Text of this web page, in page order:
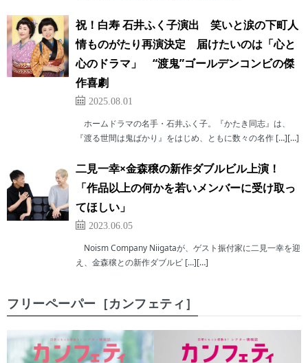
祝！白寿 石井ふく子演出 笑いと涙の下町人
情ものがたり再演決定 届けたいのは「心と
心のドラマ」 “渡鬼”ゴールデンコンビの傑
作喜劇
2025.08.01
ホームドラマの名手・石井ふく子。『かたき同志』は、
『渡る世間は鬼ばかり』をはじめ、ともに数々の名作 […][…]
二見一幸×金森穣の新作ダブルビル上演！
「作品以上の何かを若いメンバーに受け取っ
てほしい」
2023.06.05
Noism Company Niigataが、ゲスト振付家に二見一幸を迎
え、金森穣との新作ダブルビ […][…]
フリーペーパー［カンフェティ］